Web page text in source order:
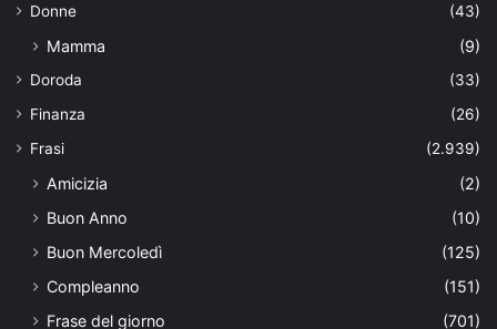
Donne
(43)
Mamma (9)
Doroda
(33)
Finanza
(26)
Frasi
(2.939)
Amicizia
(2)
Buon Anno
(10)
Buon Mercoledì
(125)
Compleanno
(151)
Frase del giorno
(701)